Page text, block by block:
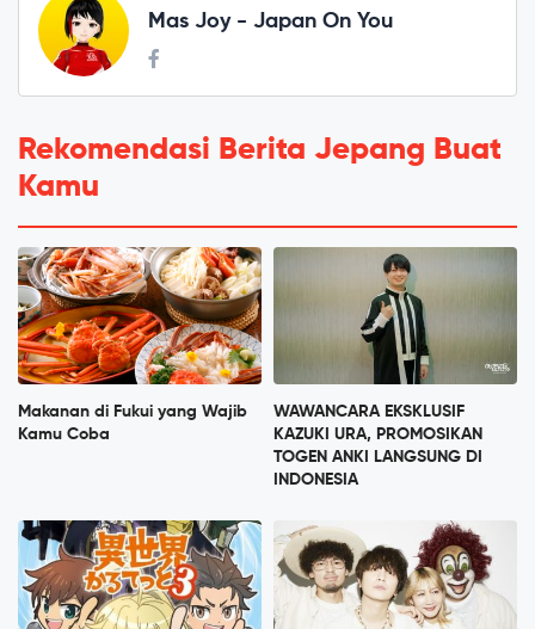
Mas Joy - Japan On You
Rekomendasi Berita Jepang Buat
Kamu
Makanan di Fukui yang Wajib
Kamu Coba
WAWANCARA EKSKLUSIF
KAZUKI URA, PROMOSIKAN
TOGEN ANKI LANGSUNG DI
INDONESIA